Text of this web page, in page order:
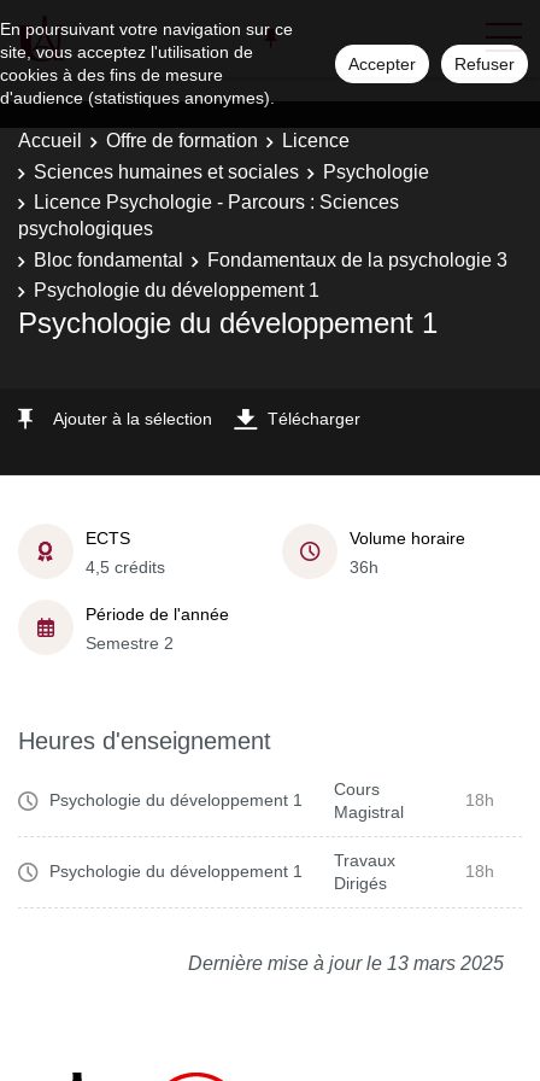
En poursuivant votre navigation sur ce
site, vous acceptez l'utilisation de
cookies à des fins de mesure
d'audience (statistiques anonymes).
Accepter Refuser
Accueil Offre de formation
Licence
Sciences humaines et sociales
Psychologie
Licence Psychologie - Parcours : Sciences
psychologiques
Bloc fondamental
Fondamentaux de la psychologie 3
Psychologie du développement 1
Psychologie du développement 1
Ajouter à la sélection Télécharger
ECTS
4,5 crédits
Volume horaire
36h
Période de l'année
Semestre 2
Heures d'enseignement
Psychologie du développement 1
Cours
Magistral
18h
Psychologie du développement 1
Travaux
Dirigés
18h
Dernière mise à jour le 13 mars 2025